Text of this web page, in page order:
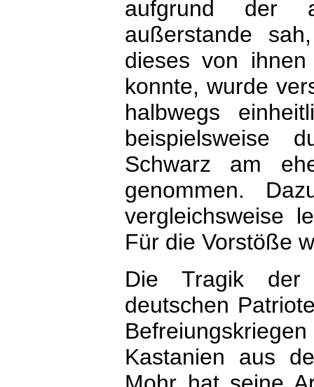
aufgrund der
außerstande
dieses von
konnte, wurde
halbwegs
beispielsweise
Schwarz am
genommen.
vergleichsweise
Für die Vorstöße
Die Tragik der
deutschen
Kastanien aus